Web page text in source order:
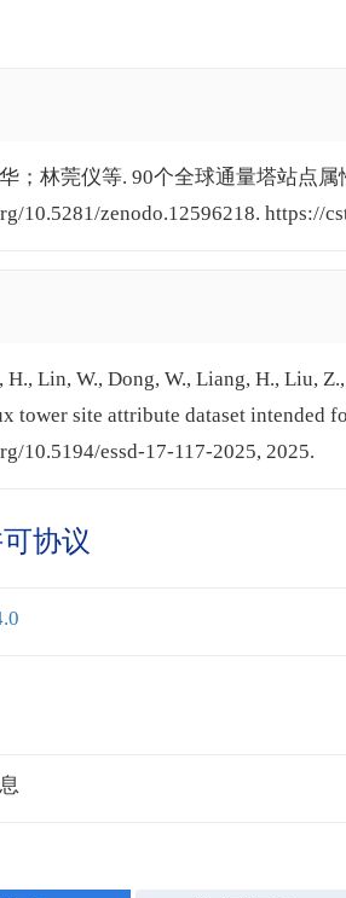
；林莞仪等. 90个全球通量塔站点
10.5281/zenodo.12596218. https://
H., Lin, W., Dong, W., Liang, H., Liu,
tower site attribute dataset intended
10.5194/essd-17-117-2025, 2025.
协议